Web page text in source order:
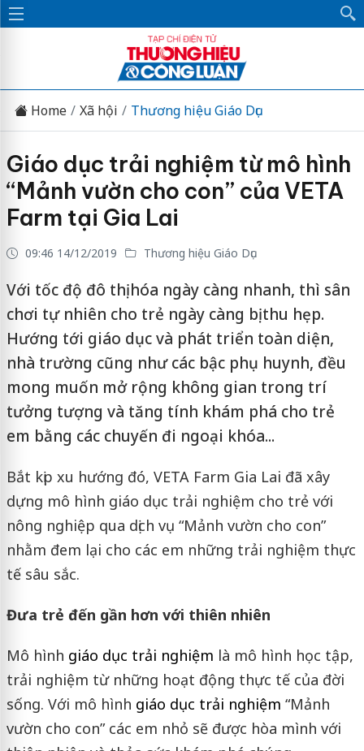
Home Xã hội Thương hiệu Giáo Dục
Giáo dục trải nghiệm từ mô hình
“Mảnh vườn cho con” của VETA
Farm tại Gia Lai
09:46 14/12/2019 Thương hiệu Giáo Dục
Với tốc độ đô thị hóa ngày càng nhanh, thì sân
chơi tự nhiên cho trẻ ngày càng bị thu hẹp.
Hướng tới giáo dục và phát triển toàn diện,
nhà trường cũng như các bậc phụ huynh, đều
mong muốn mở rộng không gian trong trí
tưởng tượng và tăng tính khám phá cho trẻ
em bằng các chuyến đi ngoại khóa...
Bắt kịp xu hướng đó, VETA Farm Gia Lai đã xây
dựng mô hình giáo dục trải nghiệm cho trẻ với
nông nghiệp qua dịch vụ “Mảnh vườn cho con”
nhằm đem lại cho các em những trải nghiệm thực
tế sâu sắc.
Đưa trẻ đến gần hơn với thiên nhiên
Mô hình giáo dục trải nghiệm là mô hình học tập,
trải nghiệm từ những hoạt động thực tế của đời
sống. Với mô hình giáo dục trải nghiệm “Mảnh
vườn cho con” các em nhỏ sẽ được hòa mình với